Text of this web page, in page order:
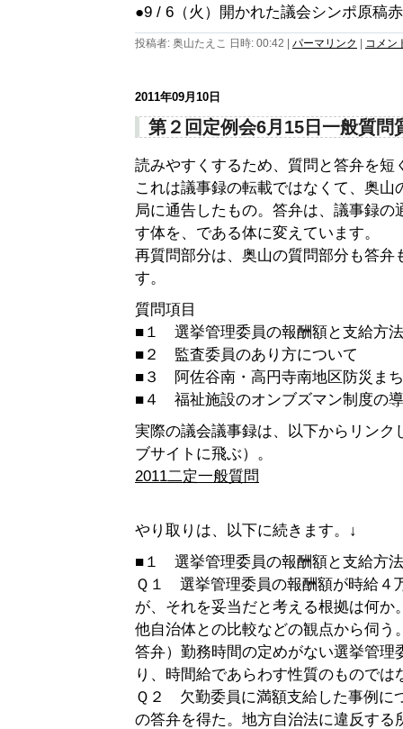
●9 / 6（火）開かれた議会シンポ原稿
投稿者: 奥山たえこ 日時: 00:42 パーマリンク コメン
2011年09月10日
第２回定例会6月15日一般質問
読みやすくするため、質問と答弁を短
これは議事録の転載ではなくて、奥山
局に通告したもの。答弁は、議事録の
す体を、である体に変えています。
再質問部分は、奥山の質問部分も答弁
す。
質問項目
■１ 選挙管理委員の報酬額と支給方
■２ 監査委員のあり方について
■３ 阿佐谷南・高円寺南地区防災ま
■４ 福祉施設のオンブズマン制度の
実際の議会議事録は、以下からリンク
ブサイトに飛ぶ）。
2011二定一般質問
やり取りは、以下に続きます。↓
■１ 選挙管理委員の報酬額と支給方
Ｑ１ 選挙管理委員の報酬額が時給４
が、それを妥当だと考える根拠は何か
他自治体との比較などの観点から伺う
答弁）勤務時間の定めがない選挙管理
り、時間給であらわす性質のものでは
Ｑ２ 欠勤委員に満額支給した事例に
の答弁を得た。地方自治法に違反する